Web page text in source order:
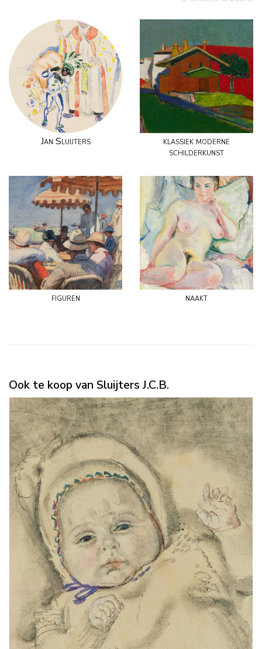
Jan Sluijters
klassiek moderne
schilderkunst
figuren naakt
Ook te koop van Sluijters J.C.B.